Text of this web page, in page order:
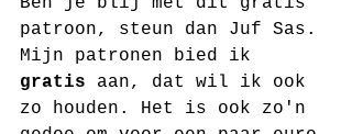
patroon, steun dan Juf Sas.
Mijn patronen bied ik
gratis aan, dat wil ik ook
zo houden. Het is ook zo'n